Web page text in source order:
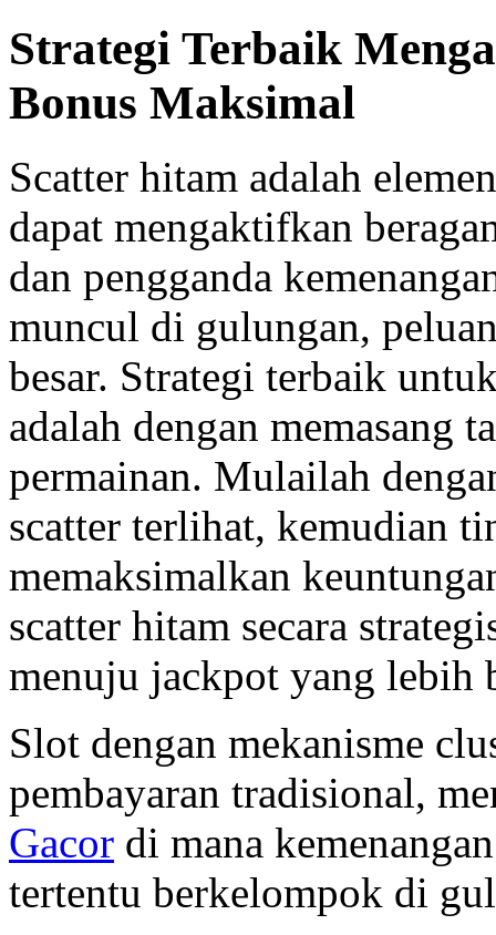
Strategi Terbaik
Bonus Maksimal
Scatter hitam adalah
dapat mengaktifkan
dan pengganda
muncul di gulungan,
besar. Strategi terbaik
adalah dengan memasang
permainan. Mulailah
scatter terlihat, kemudian
memaksimalkan
scatter hitam secara
menuju jackpot yang lebih
Slot dengan mekanisme
pembayaran tradisional,
Gacor di mana
tertentu berkelompok di